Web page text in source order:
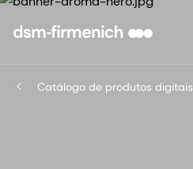
Catálogo de produtos digitais